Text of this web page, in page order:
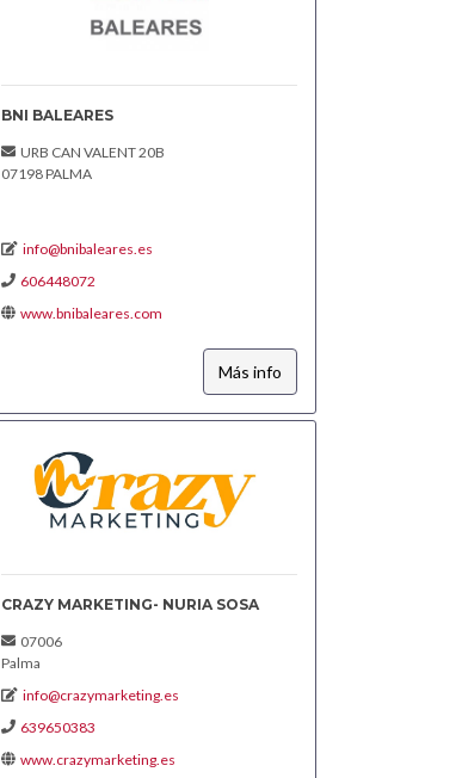
BNI BALEARES
URB CAN VALENT 20B
07198 PALMA
info@bnibaleares.es
606448072
www.bnibaleares.com
Más info
CRAZY MARKETING- NURIA SOSA
07006
Palma
info@crazymarketing.es
639650383
www.crazymarketing.es